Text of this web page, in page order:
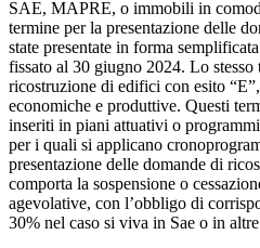
SAE, MAPRE, o immobili in
termine per la presentazione delle
state presentate in forma
fissato al 30 giugno 2024. Lo
ricostruzione di edifici con esito
economiche e produttive. Questi
inseriti in piani attuativi o
per i quali si applicano
presentazione delle domande di
comporta la sospensione o
agevolative, con l’obbligo di
30% nel caso si viva in Sae o in